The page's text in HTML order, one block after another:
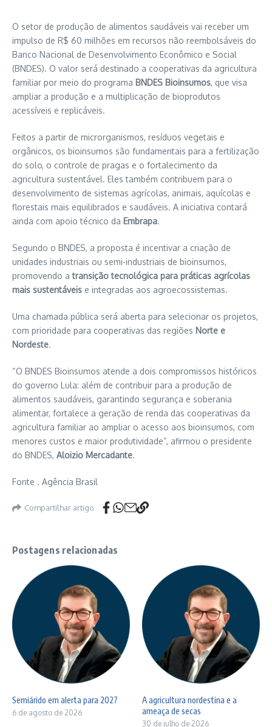
O setor de produção de alimentos saudáveis vai receber um
impulso de R$ 60 milhões em recursos não reembolsáveis do
Banco Nacional de Desenvolvimento Econômico e Social
(BNDES). O valor será destinado a cooperativas da agricultura
familiar por meio do programa BNDES Bioinsumos, que visa
ampliar a produção e a multiplicação de bioprodutos
acessíveis e replicáveis.
Feitos a partir de microrganismos, resíduos vegetais e
orgânicos, os bioinsumos são fundamentais para a fertilização
do solo, o controle de pragas e o fortalecimento da
agricultura sustentável. Eles também contribuem para o
desenvolvimento de sistemas agrícolas, animais, aquícolas e
florestais mais equilibrados e saudáveis. A iniciativa contará
ainda com apoio técnico da Embrapa.
Segundo o BNDES, a proposta é incentivar a criação de
unidades industriais ou semi-industriais de bioinsumos,
promovendo atransição tecnológica para práticas agrícolas
mais sustentáveis e integradas aos agroecossistemas.
Uma chamada pública será aberta para selecionar os projetos,
com prioridade para cooperativas das regiões Norte e
Nordeste.
“O BNDES Bioinsumos atende a dois compromissos históricos
do governo Lula: além de contribuir para a produção de
alimentos saudáveis, garantindo segurança e soberania
alimentar, fortalece a geração de renda das cooperativas da
agricultura familiar ao ampliar o acesso aos bioinsumos, com
menores custos e maior produtividade”, afirmou o presidente
do BNDES, Aloizio Mercadante.
Fonte . Agência Brasil
Compartilhar artigo
Postagens relacionadas
Semiárido em alerta para 2027
6 de agosto de 2026
A agricultura nordestina e a
ameaça de secas
30 de julho de 2026